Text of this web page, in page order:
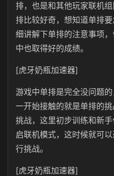
排，也是和其他玩家联机
排比较好奇，想知道单排
细讲解下单排的注意事项
中也取得好的成绩。
[虎牙奶瓶加速器]
游戏中单排是完全没问题
一开始接触的就是单排的
挑战，这里初步训练和新
启联机模式，这时候就可
行挑战。
[虎牙奶瓶加速器]